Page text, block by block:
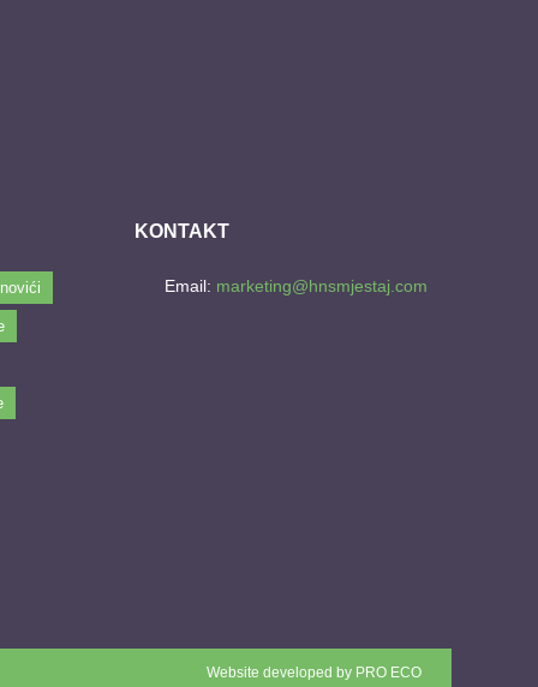
KONTAKT
Email: marketing@hnsmjestaj.com
Website developed by PRO ECO